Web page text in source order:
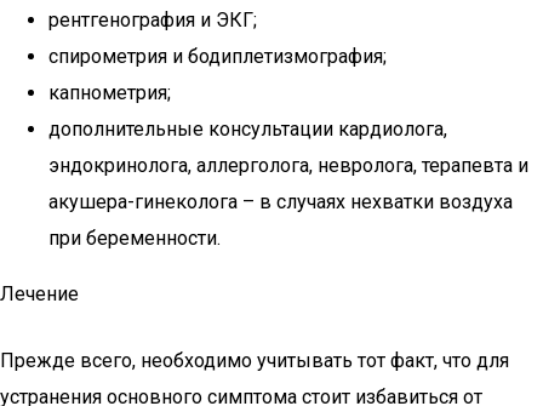
рентгенография и ЭКГ;
спирометрия и бодиплетизмография;
капнометрия;
дополнительные консультации кардиолога,
эндокринолога, аллерголога, невролога, терапевта и
акушера-гинеколога – в случаях нехватки воздуха
при беременности.
Лечение
Прежде всего, необходимо учитывать тот факт, что для
устранения основного симптома стоит избавиться от